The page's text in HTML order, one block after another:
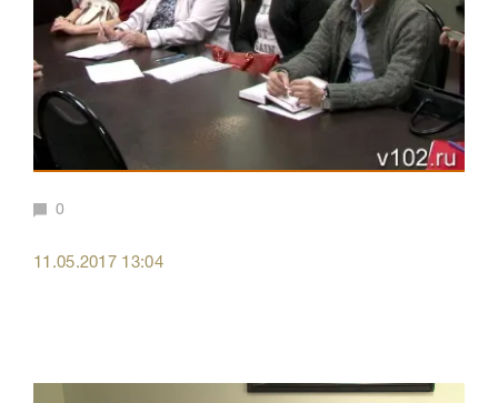
0
11.05.2017 13:04